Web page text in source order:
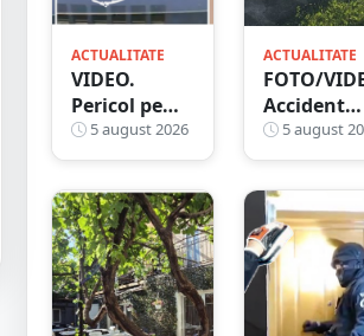
ACTUALITATE
VIDEO.
Pericol pe
șosea în
județul Satu
Mare. Un
șofer ar fi
circulat
haotic și ar
fi intrat de
mai multe
5 august 2026
ACTUALITATE
FOTO/
Accident
grav între
un TIR și
în
Trei
persoane
implicate
5 august